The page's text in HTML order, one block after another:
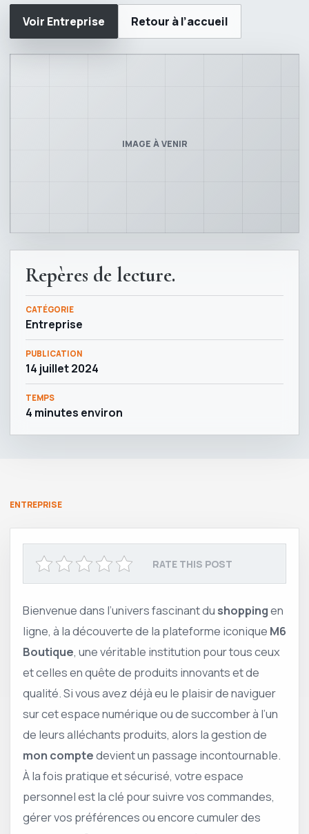
Voir Entreprise Retour à l’accueil
IMAGE À VENIR
Repères de lecture.
CATÉGORIE
Entreprise
PUBLICATION
14 juillet 2024
TEMPS
4 minutes environ
ENTREPRISE
RATE THIS POST
Bienvenue dans l’univers fascinant du shoppingen
ligne, à la découverte de la plateforme iconique M6
Boutique, une véritable institution pour tous ceux
et celles en quête de produits innovants et de
qualité. Si vous avez déjà eu le plaisir de naviguer
sur cet espace numérique ou de succomber à l’un
de leurs alléchants produits, alors la gestion de
mon comptedevient un passage incontournable.
À la fois pratique et sécurisé, votre espace
personnel est la clé pour suivre vos commandes,
gérer vos préférences ou encore cumuler des